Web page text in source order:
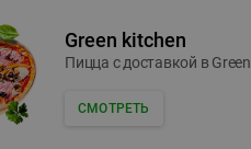
Green kitchen
Пицца c доставкой в Green
СМОТРЕТЬ